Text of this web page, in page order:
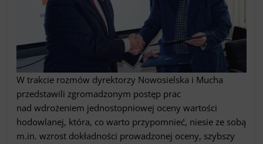
W trakcie rozmów dyrektorzy Nowosielska i Mucha
przedstawili zgromadzonym postęp prac
nad wdrożeniem jednostopniowej oceny wartości
hodowlanej, która, co warto przypomnieć, niesie ze sobą
m.in. wzrost dokładności prowadzonej oceny, szybszy